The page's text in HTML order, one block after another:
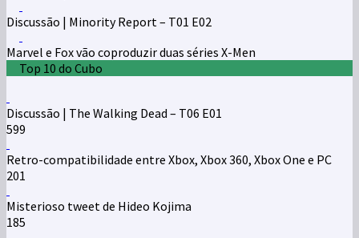
Discussão | Minority Report – T01 E02
Marvel e Fox vão coproduzir duas séries X-Men
Top 10 do Cubo
Discussão | The Walking Dead – T06 E01
599
Retro-compatibilidade entre Xbox, Xbox 360, Xbox One e PC
201
Misterioso tweet de Hideo Kojima
185